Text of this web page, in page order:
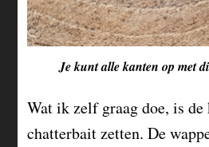
Je kunt alle kanten op met
Wat ik zelf graag doe, is
chatterbait zetten. De